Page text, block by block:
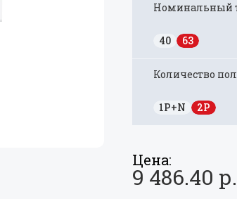
Номинальный
40 63
Количество
1P+N 2P
Цена:
9 486.40 р.